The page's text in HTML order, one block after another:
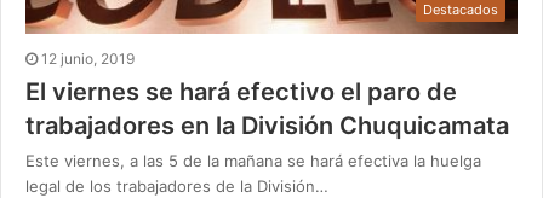
Destacados
12 junio, 2019
El viernes se hará efectivo el paro de
trabajadores en la División Chuquicamata
Este viernes, a las 5 de la mañana se hará efectiva la huelga
legal de los trabajadores de la División…